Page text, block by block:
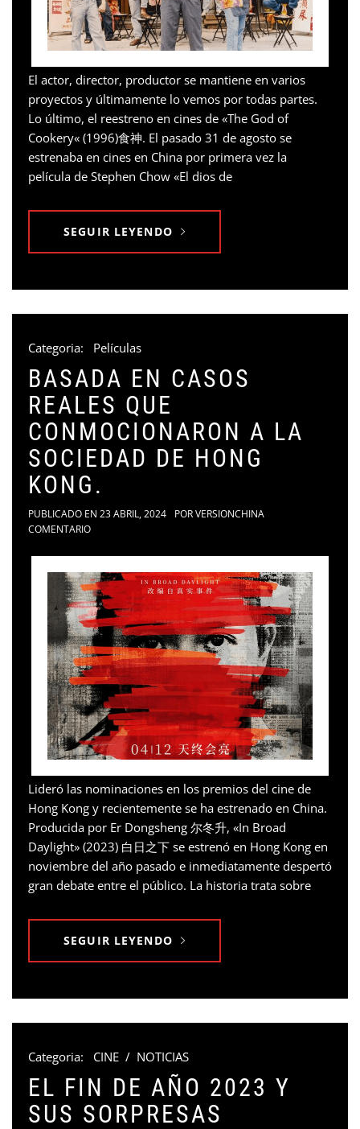
El actor, director, productor se mantiene en varios
proyectos y últimamente lo vemos por todas partes.
Lo último, el reestreno en cines de «The God of
Cookery« (1996)食神. El pasado 31 de agosto se
estrenaba en cines en China por primera vez la
película de Stephen Chow «El dios de
SEGUIR LEYENDO
Categoria: Películas
BASADA EN CASOS
REALES QUE
CONMOCIONARON A LA
SOCIEDAD DE HONG
KONG.
PUBLICADO EN 23 ABRIL, 2024 PORVERSIONCHINA
COMENTARIO
Lideró las nominaciones en los premios del cine de
Hong Kong y recientemente se ha estrenado en China.
Producida por Er Dongsheng 尔冬升, «In Broad
Daylight» (2023) 白日之下 se estrenó en Hong Kong en
noviembre del año pasado e inmediatamente despertó
gran debate entre el público. La historia trata sobre
SEGUIR LEYENDO
Categoria: CINE / NOTICIAS
EL FIN DE AÑO 2023 Y
SUS SORPRESAS